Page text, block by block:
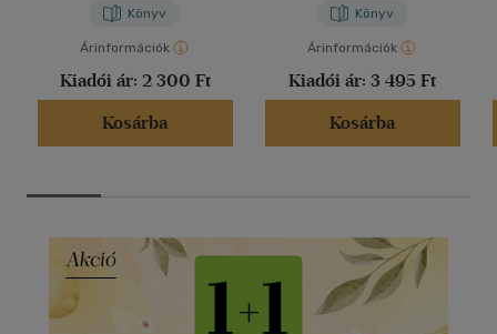
Könyv
Árinformációk
Kiadói ár: 2 300 Ft
Kosárba
Könyv
Árinformációk
Kiadói ár: 3 495 Ft
Kosárba